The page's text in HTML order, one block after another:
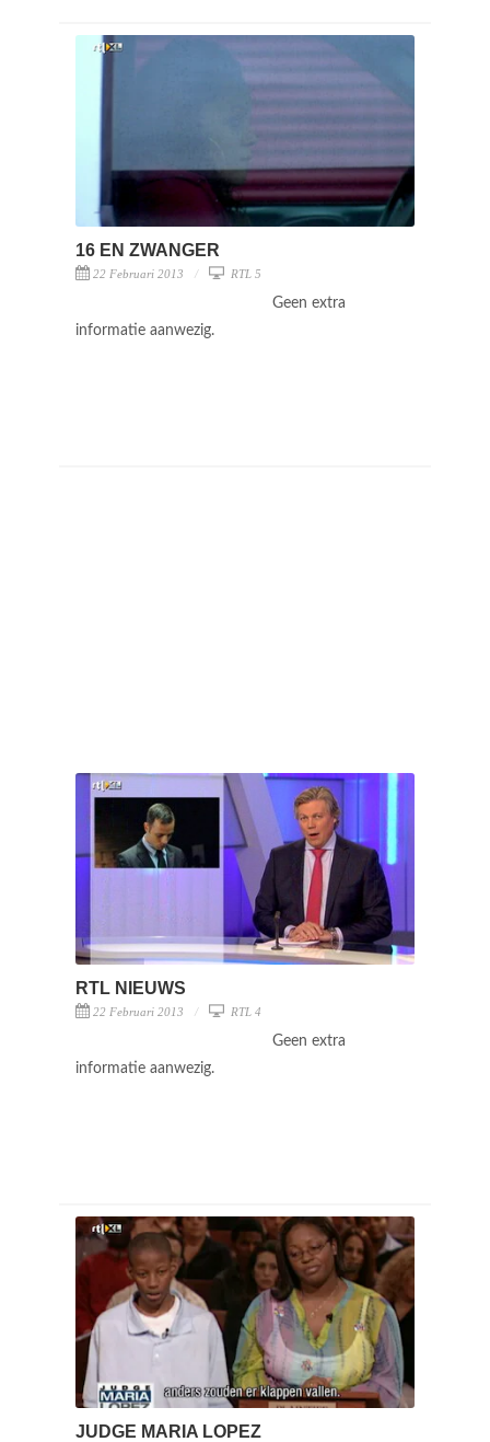
16 EN ZWANGER
22 Februari 2013 RTL 5
Geen extra
informatie aanwezig.
RTL NIEUWS
22 Februari 2013 RTL 4
Geen extra
informatie aanwezig.
JUDGE MARIA LOPEZ